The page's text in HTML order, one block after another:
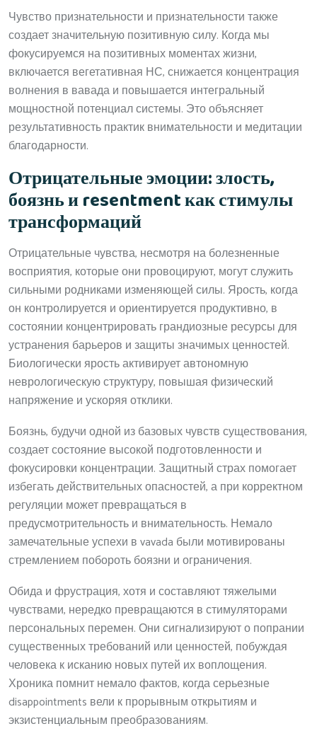
Чувство признательности и признательности также
создает значительную позитивную силу. Когда мы
фокусируемся на позитивных моментах жизни,
включается вегетативная НС, снижается концентрация
волнения в вавада и повышается интегральный
мощностной потенциал системы. Это объясняет
результативность практик внимательности и медитации
благодарности.
Отрицательные эмоции: злость,
боязнь и resentment как стимулы
трансформаций
Отрицательные чувства, несмотря на болезненные
восприятия, которые они провоцируют, могут служить
сильными родниками изменяющей силы. Ярость, когда
он контролируется и ориентируется продуктивно, в
состоянии концентрировать грандиозные ресурсы для
устранения барьеров и защиты значимых ценностей.
Биологически ярость активирует автономную
неврологическую структуру, повышая физический
напряжение и ускоряя отклики.
Боязнь, будучи одной из базовых чувств существования,
создает состояние высокой подготовленности и
фокусировки концентрации. Защитный страх помогает
избегать действительных опасностей, а при корректном
регуляции может превращаться в
предусмотрительность и внимательность. Немало
замечательные успехи в vavada были мотивированы
стремлением побороть боязни и ограничения.
Обида и фрустрация, хотя и составляют тяжелыми
чувствами, нередко превращаются в стимуляторами
персональных перемен. Они сигнализируют о попрании
существенных требований или ценностей, побуждая
человека к исканию новых путей их воплощения.
Хроника помнит немало фактов, когда серьезные
disappointments вели к прорывным открытиям и
экзистенциальным преобразованиям.